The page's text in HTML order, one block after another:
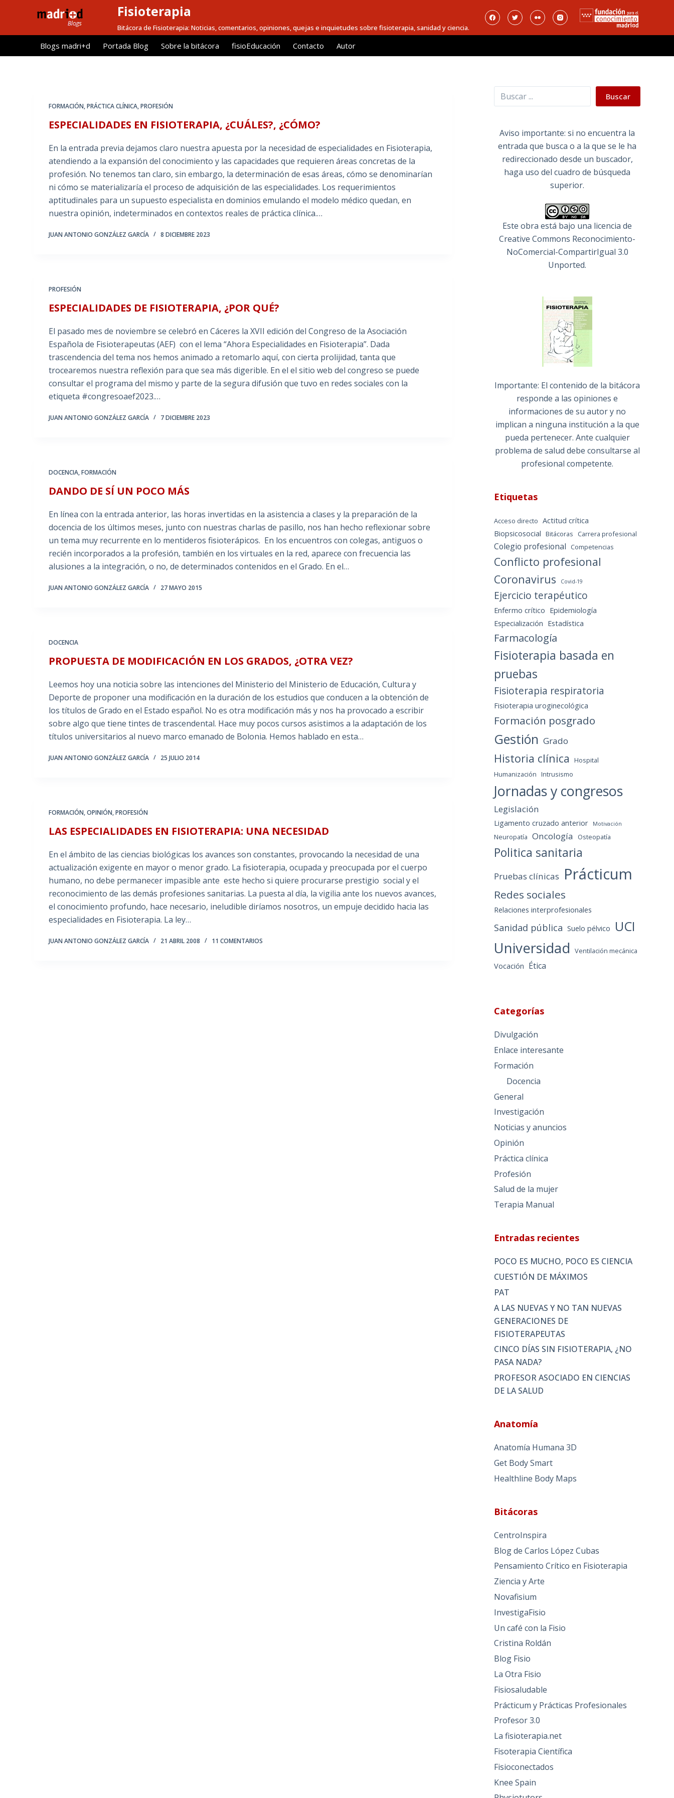
l
Fisioterapia
Bitácora de Fisioterapia: Noticias, comentarios, opiniones, quejas e inquietudes sobre fisioterapia, sanidad y ciencia.
Blogs madri+d Portada Blog Sobre la bitácora fisioEducación Contacto Autor
FORMACIÓN,PRÁCTICA CLÍNICA,PROFESIÓN
ESPECIALIDADES EN FISIOTERAPIA, ¿CUÁLES?, ¿CÓMO?
En la entrada previa dejamos claro nuestra apuesta por la necesidad de especialidades en Fisioterapia,
atendiendo a la expansión del conocimiento y las capacidades que requieren áreas concretas de la
profesión. No tenemos tan claro, sin embargo, la determinación de esas áreas, cómo se denominarían
ni cómo se materializaría el proceso de adquisición de las especialidades. Los requerimientos
aptitudinales para un supuesto especialista en dominios emulando el modelo médico quedan, en
nuestra opinión, indeterminados en contextos reales de práctica clínica.…
JUAN ANTONIO GONZÁLEZ GARCÍA 8 DICIEMBRE 2023
PROFESIÓN
ESPECIALIDADES DE FISIOTERAPIA, ¿POR QUÉ?
El pasado mes de noviembre se celebró en Cáceres la XVII edición del Congreso de la Asociación
Española de Fisioterapeutas (AEF) con el lema “Ahora Especialidades en Fisioterapia”. Dada
trascendencia del tema nos hemos animado a retomarlo aquí, con cierta prolijidad, tanta que
trocearemos nuestra reflexión para que sea más digerible. En el el sitio web del congreso se puede
consultar el programa del mismo y parte de la segura difusión que tuvo en redes sociales con la
etiqueta #congresoaef2023.…
JUAN ANTONIO GONZÁLEZ GARCÍA 7 DICIEMBRE 2023
DOCENCIA,FORMACIÓN
DANDO DE SÍ UN POCO MÁS
En línea con la entrada anterior, las horas invertidas en la asistencia a clases y la preparación de la
docencia de los últimos meses, junto con nuestras charlas de pasillo, nos han hecho reflexionar sobre
un tema muy recurrente en lo mentideros fisioterápicos. En los encuentros con colegas, antiguos o
recién incorporados a la profesión, también en los virtuales en la red, aparece con frecuencia las
alusiones a la integración, o no, de determinados contenidos en el Grado. En el…
JUAN ANTONIO GONZÁLEZ GARCÍA 27 MAYO 2015
DOCENCIA
PROPUESTA DE MODIFICACIÓN EN LOS GRADOS, ¿OTRA VEZ?
Leemos hoy una noticia sobre las intenciones del Ministerio del Ministerio de Educación, Cultura y
Deporte de proponer una modificación en la duración de los estudios que conducen a la obtención de
los títulos de Grado en el Estado español. No es otra modificación más y nos ha provocado a escribir
sobre algo que tiene tintes de trascendental. Hace muy pocos cursos asistimos a la adaptación de los
títulos universitarios al nuevo marco emanado de Bolonia. Hemos hablado en esta…
JUAN ANTONIO GONZÁLEZ GARCÍA 25 JULIO 2014
FORMACIÓN,OPINIÓN,PROFESIÓN
LAS ESPECIALIDADES EN FISIOTERAPIA: UNA NECESIDAD
En el ámbito de las ciencias biológicas los avances son constantes, provocando la necesidad de una
actualización exigente en mayor o menor grado. La fisioterapia, ocupada y preocupada por el cuerpo
humano, no debe permanecer impasible ante este hecho si quiere procurarse prestigio social y el
reconocimiento de las demás profesiones sanitarias. La puesta al día, la vigilia ante los nuevos avances,
el conocimiento profundo, hace necesario, ineludible diríamos nosotros, un empuje decidido hacia las
especialidades en Fisioterapia. La ley…
JUAN ANTONIO GONZÁLEZ GARCÍA 21 ABRIL 2008 11 COMENTARIOS
Buscar Buscar
Aviso importante: si no encuentra la
entrada que busca o a la que se le ha
redireccionado desde un buscador,
haga uso del cuadro de búsqueda
superior.
Este obra está bajo una licencia de
Creative Commons Reconocimiento-
NoComercial-CompartirIgual 3.0
Unported.
Importante: El contenido de la bitácora
responde a las opiniones e
informaciones de su autor y no
implican a ninguna institución a la que
pueda pertenecer. Ante cualquier
problema de salud debe consultarse al
profesional competente.
Etiquetas
Acceso directo Actitud crítica
Biopsicosocial Bitácoras Carrera profesional
Colegio profesional Competencias
Conflicto profesional
Coronavirus
Covid-19
Ejercicio terapéutico
Enfermo crítico Epidemiología
Especialización Estadística
Farmacología
Fisioterapia basada en
pruebas
Fisioterapia respiratoria
Fisioterapia uroginecológica
Formación posgrado
Gestión Grado
Historia clínica
Hospital
Humanización Intrusismo
Jornadas y congresos
Legislación
Ligamento cruzado anterior Motivación
Neuropatía Oncología Osteopatía
Politica sanitaria
Pruebas clínicas Prácticum
Redes sociales
Relaciones interprofesionales
Sanidad pública Suelo pélvico UCI
Universidad Ventilación mecánica
Vocación Ética
Categorías
Divulgación
Enlace interesante
Formación
Docencia
General
Investigación
Noticias y anuncios
Opinión
Práctica clínica
Profesión
Salud de la mujer
Terapia Manual
Entradas recientes
POCO ES MUCHO, POCO ES CIENCIA
CUESTIÓN DE MÁXIMOS
PAT
A LAS NUEVAS Y NO TAN NUEVAS
GENERACIONES DE
FISIOTERAPEUTAS
CINCO DÍAS SIN FISIOTERAPIA, ¿NO
PASA NADA?
PROFESOR ASOCIADO EN CIENCIAS
DE LA SALUD
Anatomía
Anatomía Humana 3D
Get Body Smart
Healthline Body Maps
Bitácoras
CentroInspira
Blog de Carlos López Cubas
Pensamiento Crítico en Fisioterapia
Ziencia y Arte
Novafisium
InvestigaFisio
Un café con la Fisio
Cristina Roldán
Blog Fisio
La Otra Fisio
Fisiosaludable
Prácticum y Prácticas Profesionales
Profesor 3.0
La fisioterapia.net
Fisoterapia Científica
Fisioconectados
Knee Spain